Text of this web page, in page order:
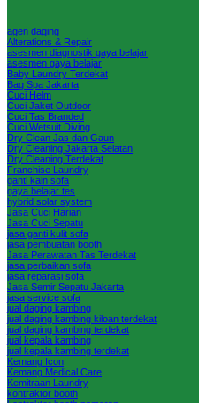
agen daging
Alterations & Repair
asesmen diagnostik gaya belajar
asesmen gaya belajar
Baby Laundry Terdekat
Bag Spa Jakarta
Cuci Helm
Cuci Jaket Outdoor
Cuci Tas Branded
Cuci Wetsuit Diving
Dry Clean Jas dan Gaun
Dry Cleaning Jakarta Selatan
Dry Cleaning Terdekat
Franchise Laundry
ganti kain sofa
gaya belajar tes
hybrid solar system
Jasa Cuci Harian
Jasa Cuci Sepatu
jasa ganti kulit sofa
jasa pembuatan booth
Jasa Perawatan Tas Terdekat
jasa perbaikan sofa
jasa reparasi sofa
Jasa Semir Sepatu Jakarta
jasa service sofa
jual daging kambing
jual daging kambing kiloan terdekat
jual daging kambing terdekat
jual kepala kambing
jual kepala kambing terdekat
Kemang Icon
Kemang Medical Care
Kemitraan Laundry
kontraktor booth